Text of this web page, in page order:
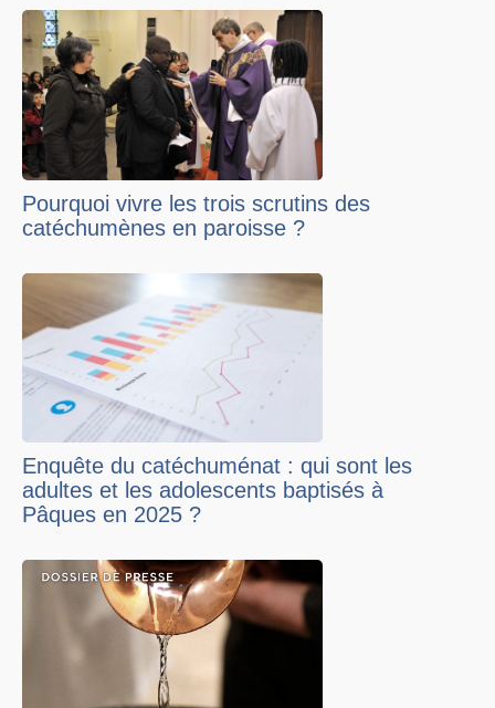
Pourquoi vivre les trois scrutins des
catéchumènes en paroisse ?
Enquête du catéchuménat : qui sont les
adultes et les adolescents baptisés à
Pâques en 2025 ?